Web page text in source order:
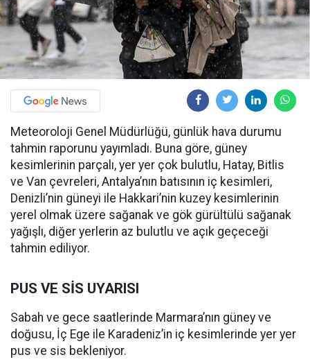
Meteoroloji Genel Müdürlüğü, günlük hava durumu
tahmin raporunu yayımladı. Buna göre, güney
kesimlerinin parçalı, yer yer çok bulutlu, Hatay, Bitlis
ve Van çevreleri, Antalya’nın batısının iç kesimleri,
Denizli’nin güneyi ile Hakkari’nin kuzey kesimlerinin
yerel olmak üzere sağanak ve gök gürültülü sağanak
yağışlı, diğer yerlerin az bulutlu ve açık geçeceği
tahmin ediliyor.
PUS VE SİS UYARISI
Sabah ve gece saatlerinde Marmara’nın güney ve
doğusu, İç Ege ile Karadeniz’in iç kesimlerinde yer yer
pus ve sis bekleniyor.